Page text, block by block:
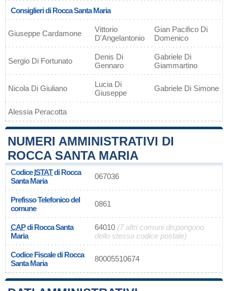
Consiglieri di Rocca Santa Maria
Giuseppe Cardamone
Vittorio
D'Angelantonio
Gian Pacifico Di
Domenico
Sergio Di Fortunato
Denis Di
Gennaro
Gabriele Di
Giammartino
Nicola Di Giuliano
Lucia Di
Giuseppe
Gabriele Di Simone
Alessia Peracotta
NUMERI AMMINISTRATIVI DI
ROCCA SANTA MARIA
CodiceISTATdi Rocca
Santa Maria
067036
Prefisso Telefonico del
comune
0861
CAPdi Rocca Santa
Maria
64010 (7 altri comuni dispongono
dello stesso codice postale)
Codice Fiscale di Rocca
Santa Maria
80005510674